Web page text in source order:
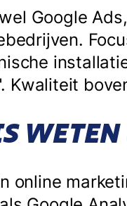
Google
Kwaliteit
online